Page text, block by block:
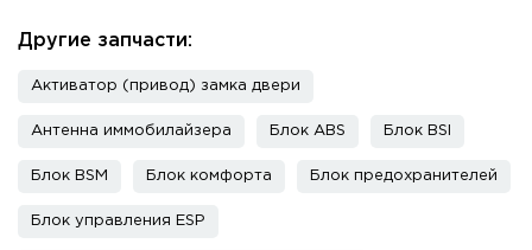
Другие запчасти:
Активатор (привод) замка двери
Антенна иммобилайзера Блок ABS Блок BSI
Блок BSM Блок комфорта Блок предохранителей
Блок управления ESP